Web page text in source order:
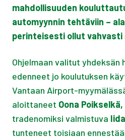
mahdollisuuden
automyynnin tehtäviin –
perinteisesti ollut vahvasti
Ohjelmaan valitut
edenneet jo koulutuksen
Vantaan Airport-
aloittaneet Oona Poikselkä,
tradenomiksi valmistuva
tunteneet toisiaan